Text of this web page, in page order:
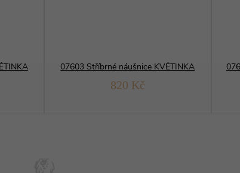
07603 Stříbrné náušnice KVĚTINKA
820 Kč